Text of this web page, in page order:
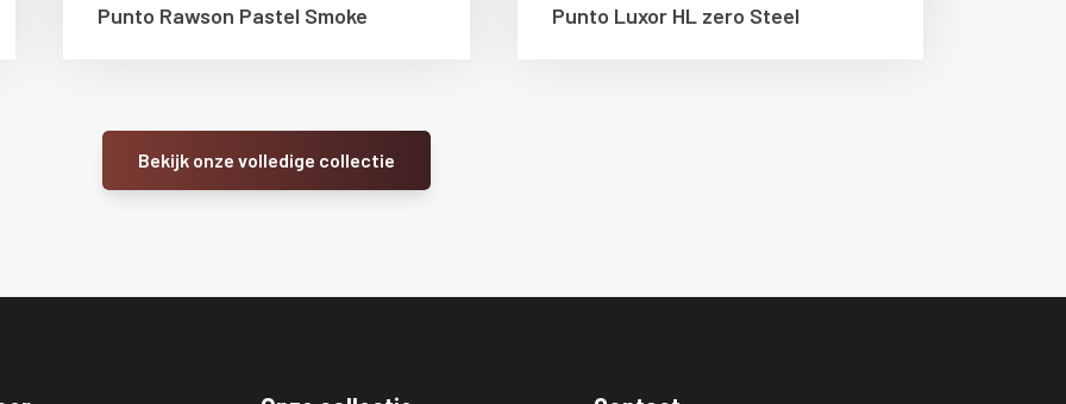
Punto Rawson Pastel Smoke Punto Luxor HL zero Steel
Bekijk onze volledige collectie